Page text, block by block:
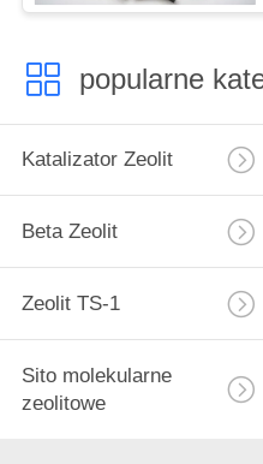
popularne
Katalizator Zeolit
Beta Zeolit
Zeolit ​​TS-1
Sito molekularne
zeolitowe